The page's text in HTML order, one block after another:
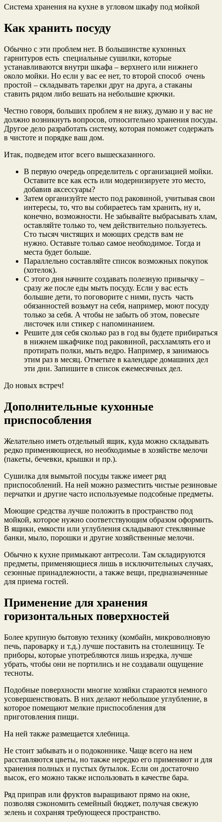
Система хранения на кухне в угловом шкафу под мойкой
Как хранить посуду
Обычно с эти проблем нет. В большинстве кухонных
гарнитуров есть специальные сушилки, которые
устанавливаются внутри шкафа – верхнего или нижнего
около мойки. Но если у вас ее нет, то второй способ очень
простой – складывать тарелки друг на друга, а стаканы
ставить рядом либо вешать на небольшие крючки.
Честно говоря, больших проблем я не вижу, думаю и у вас не
должно возникнуть вопросов, относительно хранения посуды.
Другое дело разработать систему, которая поможет содержать
в чистоте и порядке ваш дом.
Итак, подведем итог всего вышесказанного.
В первую очередь определитель с организацией мойки.
Оставите все как есть или модернизируете это место,
добавив аксессуары?
Затем организуйте место под раковиной, учитывая свои
интересы, то, что вы собираетесь там хранить, ну и,
конечно, возможности. Не забывайте выбрасывать хлам,
оставляйте только то, чем действительно пользуетесь.
Сто тысяч чистящих и моющих средств вам не
нужно. Оставьте только самое необходимое. Тогда и
места будет больше.
Параллельно составляйте список возможных покупок
(хотелок).
С этого дня начните создавать полезную привычку –
сразу же после еды мыть посуду. Если у вас есть
большие дети, то поговорите с ними, пусть часть
обязанностей возьмут на себя, например, моют посуду
только за себя. А чтобы не забыть об этом, повесьте
листочек или стикер с напоминанием.
Решите для себя сколько раз в год вы будете прибираться
в нижнем шкафчике под раковиной, расхламлять его и
протирать полки, мыть ведро. Например, я занимаюсь
этим раз в месяц. Отметьте в календаре домашних дел
эти дни. Запишите в список ежемесячных дел.
До новых встреч!
Дополнительные кухонные
приспособления
Желательно иметь отдельный ящик, куда можно складывать
редко применяющиеся, но необходимые в хозяйстве мелочи
(пакеты, бечевки, крышки и пр.).
Сушилка для вымытой посуды также имеет ряд
приспособлений. На ней можно разместить чистые резиновые
перчатки и другие часто используемые подсобные предметы.
Моющие средства лучше положить в пространство под
мойкой, которое нужно соответствующим образом оформить.
В ящики, емкости или углубления складывают стеклянные
банки, мыло, порошки и другие хозяйственные мелочи.
Обычно к кухне примыкают антресоли. Там складируются
предметы, применяющиеся лишь в исключительных случаях,
сезонные принадлежности, а также вещи, предназначенные
для приема гостей.
Применение для хранения
горизонтальных поверхностей
Более крупную бытовую технику (комбайн, микроволновую
печь, пароварку и т.д.) лучше поставить на столешницу. Те
приборы, которые употребляются лишь изредка, лучше
убрать, чтобы они не портились и не создавали ощущение
тесноты.
Подобные поверхности многие хозяйки стараются немного
усовершенствовать. В них делают небольшое углубление, в
которое помещают мелкие приспособления для
приготовления пищи.
На ней также размещается хлебница.
Не стоит забывать и о подоконнике. Чаще всего на нем
расставляются цветы, но также нередко его применяют и для
хранения полных и пустых бутылок. Если он достаточно
высок, его можно также использовать в качестве бара.
Ряд приправ или фруктов выращивают прямо на окне,
позволяя сэкономить семейный бюджет, получая свежую
зелень и сохраняя требующееся пространство.